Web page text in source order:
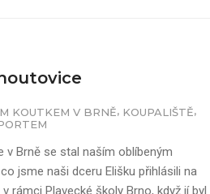
KOUTKEM V BRNĚ, KOUPALIŠTĚ,
v Brně se stal naším oblíbeným
jsme naši dceru Elišku přihlásili na
rámci Plavecké školy Brno, když jí byl